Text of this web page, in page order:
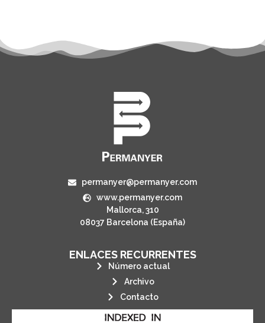
permanyer@permanyer.com
www.permanyer.com
Mallorca, 310
08037 Barcelona (España)
ENLACES RECURRENTES
Número actual
Archivo
Contacto